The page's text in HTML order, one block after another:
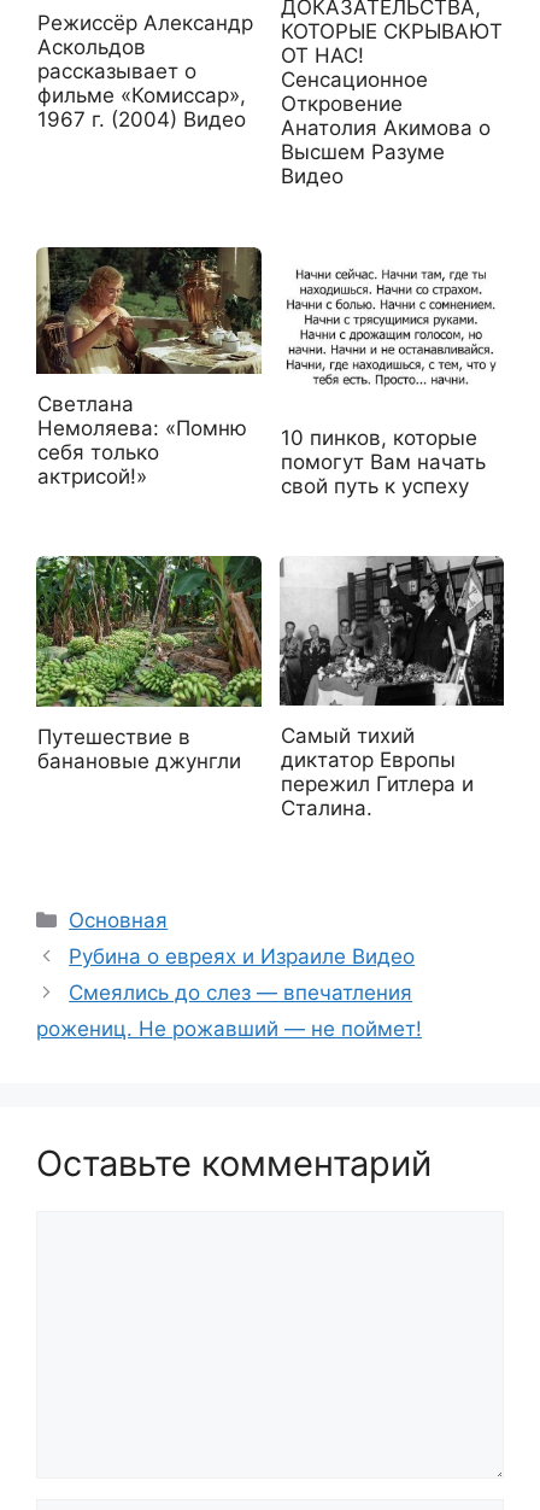
Режиссёр Александр
Аскольдов
рассказывает о
фильме «Комиссар»,
1967 г. (2004) Видео
ДОКАЗАТЕЛЬСТВА,
КОТОРЫЕ СКРЫВАЮТ
ОТ НАС!
Сенсационное
Откровение
Анатолия Акимова о
Высшем Разуме
Видео
Светлана
Немоляева: «Помню
себя только
актрисой!»
10 пинков, которые
помогут Вам начать
свой путь к успеху
Путешествие в
банановые джунгли
Самый тихий
диктатор Европы
пережил Гитлера и
Сталина.
Рубрики
Основная
Рубина о евреях и Израиле Видео
Смеялись до слез — впечатления
рожениц. Не рожавший — не поймет!
Оставьте комментарий